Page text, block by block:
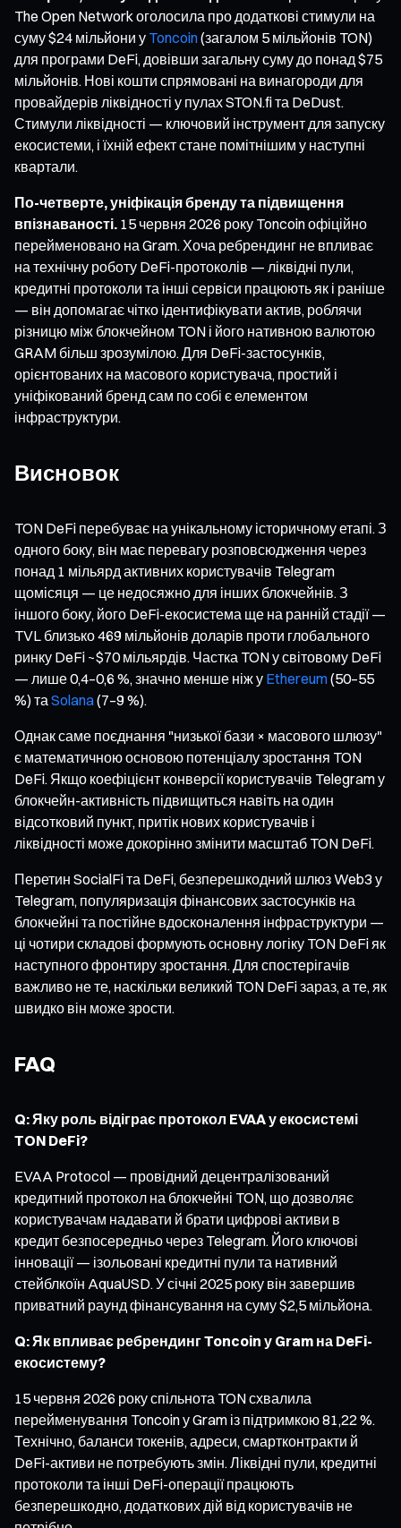
The Open Network оголосила про додаткові стимули на
суму $24 мільйони у Toncoin(загалом 5 мільйонів TON)
для програми DeFi, довівши загальну суму до понад $75
мільйонів. Нові кошти спрямовані на винагороди для
провайдерів ліквідності у пулах STON.fi та DeDust.
Стимули ліквідності — ключовий інструмент для запуску
екосистеми, і їхній ефект стане помітнішим у наступні
квартали.
По-четверте, уніфікація бренду та підвищення
впізнаваності. 15 червня 2026 року Toncoin офіційно
перейменовано на Gram. Хоча ребрендинг не впливає
на технічну роботу DeFi-протоколів — ліквідні пули,
кредитні протоколи та інші сервіси працюють як і раніше
— він допомагає чітко ідентифікувати актив, роблячи
різницю між блокчейном TON і його нативною валютою
GRAM більш зрозумілою. Для DeFi-застосунків,
орієнтованих на масового користувача, простий і
уніфікований бренд сам по собі є елементом
інфраструктури.
Висновок
TON DeFi перебуває на унікальному історичному етапі. З
одного боку, він має перевагу розповсюдження через
понад 1 мільярд активних користувачів Telegram
щомісяця — це недосяжно для інших блокчейнів. З
іншого боку, його DeFi-екосистема ще на ранній стадії —
TVL близько 469 мільйонів доларів проти глобального
ринку DeFi ~$70 мільярдів. Частка TON у світовому DeFi
— лише 0,4–0,6 %, значно менше ніж у Ethereum(50–55
%) та Solana(7–9 %).
Однак саме поєднання "низької бази × масового шлюзу"
є математичною основою потенціалу зростання TON
DeFi. Якщо коефіцієнт конверсії користувачів Telegram у
блокчейн-активність підвищиться навіть на один
відсотковий пункт, притік нових користувачів і
ліквідності може докорінно змінити масштаб TON DeFi.
Перетин SocialFi та DeFi, безперешкодний шлюз Web3 у
Telegram, популяризація фінансових застосунків на
блокчейні та постійне вдосконалення інфраструктури —
ці чотири складові формують основну логіку TON DeFi як
наступного фронтиру зростання. Для спостерігачів
важливо не те, наскільки великий TON DeFi зараз, а те, як
швидко він може зрости.
FAQ
Q: Яку роль відіграє протокол EVAA у екосистемі
TON DeFi?
EVAA Protocol — провідний децентралізований
кредитний протокол на блокчейні TON, що дозволяє
користувачам надавати й брати цифрові активи в
кредит безпосередньо через Telegram. Його ключові
інновації — ізольовані кредитні пули та нативний
стейблкоїн AquaUSD. У січні 2025 року він завершив
приватний раунд фінансування на суму $2,5 мільйона.
Q: Як впливає ребрендинг Toncoin у Gram на DeFi-
екосистему?
15 червня 2026 року спільнота TON схвалила
перейменування Toncoin у Gram із підтримкою 81,22 %.
Технічно, баланси токенів, адреси, смартконтракти й
DeFi-активи не потребують змін. Ліквідні пули, кредитні
протоколи та інші DeFi-операції працюють
безперешкодно, додаткових дій від користувачів не